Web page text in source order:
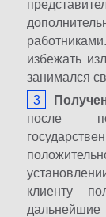
избежать
занимался
после
клиенту